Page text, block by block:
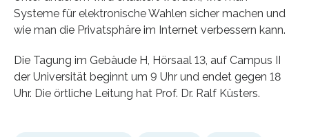
Systeme für elektronische Wahlen sicher machen und
wie man die Privatsphäre im Internet verbessern kann.
Die Tagung im Gebäude H, Hörsaal 13, auf Campus II
der Universität beginnt um 9 Uhr und endet gegen 18
Uhr. Die örtliche Leitung hat Prof. Dr. Ralf Küsters.